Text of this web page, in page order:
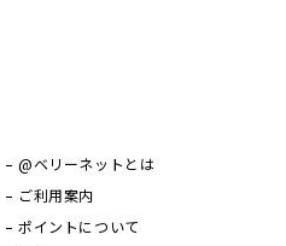
@ベリーネットとは
ご利用案内
ポイントについて